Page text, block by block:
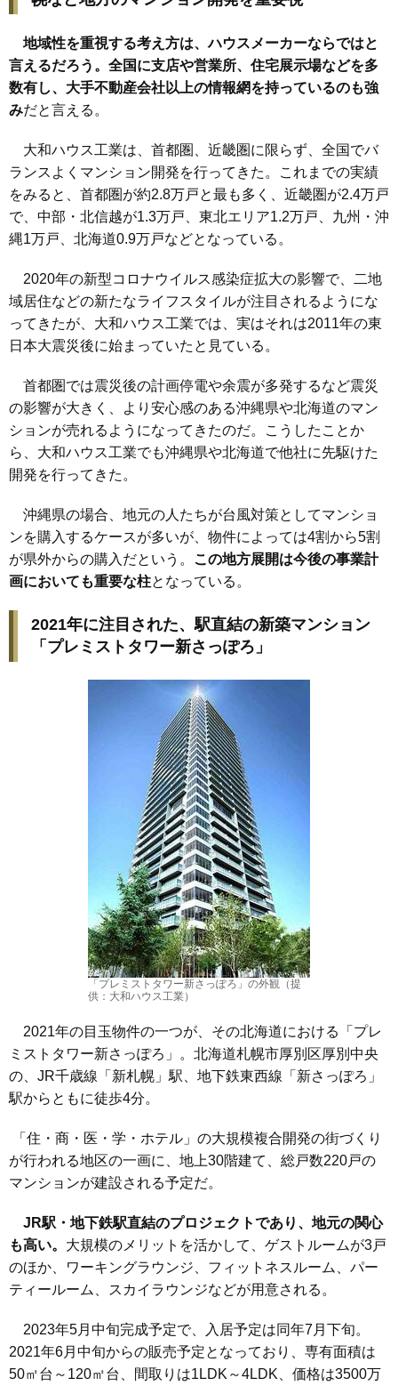
地域性を重視する考え方は、ハウスメーカーならではと
言えるだろう。全国に支店や営業所、住宅展示場などを多
数有し、大手不動産会社以上の情報網を持っているのも強
みだと言える。
大和ハウス工業は、首都圏、近畿圏に限らず、全国でバ
ランスよくマンション開発を行ってきた。これまでの実績
をみると、首都圏が約2.8万戸と最も多く、近畿圏が2.4万戸
で、中部・北信越が1.3万戸、東北エリア1.2万戸、九州・沖
縄1万戸、北海道0.9万戸などとなっている。
2020年の新型コロナウイルス感染症拡大の影響で、二地
域居住などの新たなライフスタイルが注目されるようにな
ってきたが、大和ハウス工業では、実はそれは2011年の東
日本大震災後に始まっていたと見ている。
首都圏では震災後の計画停電や余震が多発するなど震災
の影響が大きく、より安心感のある沖縄県や北海道のマン
ションが売れるようになってきたのだ。こうしたことか
ら、大和ハウス工業でも沖縄県や北海道で他社に先駆けた
開発を行ってきた。
沖縄県の場合、地元の人たちが台風対策としてマンショ
ンを購入するケースが多いが、物件によっては4割から5割
が県外からの購入だという。
この地方展開は今後の事業計
画においても重要な柱となっている。
2021年に注目された、駅直結の新築マンション
「プレミストタワー新さっぽろ」
「プレミストタワー新さっぽろ」の外観（提
供：大和ハウス工業）
2021年の目玉物件の一つが、その北海道における「プレ
ミストタワー新さっぽろ」。北海道札幌市厚別区厚別中央
の、JR千歳線「新札幌」駅、地下鉄東西線「新さっぽろ」
駅からともに徒歩4分。
「住・商・医・学・ホテル」の大規模複合開発の街づくり
が行われる地区の一画に、地上30階建て、総戸数220戸の
マンションが建設される予定だ。
JR駅・地下鉄駅直結のプロジェクトであり、地元の関心
も高い。 大規模のメリットを活かして、ゲストルームが3戸
のほか、ワーキングラウンジ、フィットネスルーム、パー
ティールーム、スカイラウンジなどが用意される。
2023年5月中旬完成予定で、入居予定は同年7月下旬。
2021年6月中旬からの販売予定となっており、専有面積は
50㎡台～120㎡台、間取りは1LDK～4LDK、価格は3500万